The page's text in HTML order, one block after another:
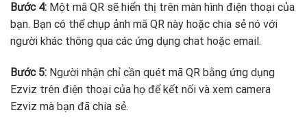
Bước 4: Một mã QR sẽ hiển thị trên màn hình điện thoại của
bạn. Bạn có thể chụp ảnh mã QR này hoặc chia sẻ nó với
người khác thông qua các ứng dụng chat hoặc email.
Bước 5: Người nhận chỉ cần quét mã QR bằng ứng dụng
Ezviz trên điện thoại của họ để kết nối và xem camera
Ezviz mà bạn đã chia sẻ.